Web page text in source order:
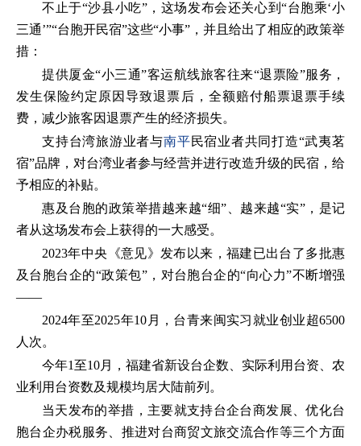
不止于“沙县小吃”，这场发布会还关心到“台胞乘‘小
三通’”“台胞开民宿”这些“小事”，并且给出了相应的政策举
措：
提供厦金“小三通”客运航线旅客往来“退票险”服务，
发生保险约定原因导致退票后，全额赔付船票退票手续
费，减少旅客因退票产生的经济损失。
支持台湾旅游业者与南平民宿业者共同打造“武夷茗
宿”品牌，对台湾业者参与经营并进行改造升级的民宿，给
予相应的补贴。
惠及台胞的政策举措越来越“细”、越来越“实”，是记
者从这场发布会上获得的一大感受。
2023年中央《意见》发布以来，福建已出台了多批惠
及台胞台企的“政策包”，对台胞台企的“向心力”不断增强
——
2024年至2025年10月，台青来闽实习就业创业超6500
人次。
今年1至10月，福建省新设台企数、实际利用台资、农
业利用台资数及规模均居大陆前列。
当天发布的举措，主要就支持台企台商发展、优化台
胞台企办税服务、推进对台商贸文旅交流合作等三个方面